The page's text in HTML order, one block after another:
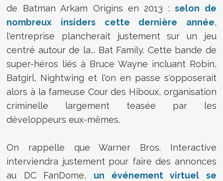
de Batman Arkam Origins en 2013 :selon de
nombreux insiders cette dernière année,
l'entreprise plancherait justement sur un jeu
centré autour de la... Bat Family. Cette bande de
super-héros liés à Bruce Wayne incluant Robin,
Batgirl, Nightwing et l'on en passe s'opposerait
alors à la fameuse Cour des Hiboux, organisation
criminelle largement teasée par les
développeurs eux-mêmes.
On rappelle que Warner Bros. Interactive
interviendra justement pour faire des annonces
au DC FanDome, un événement virtuel se